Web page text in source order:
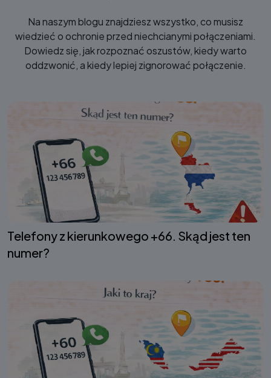
Na naszym blogu znajdziesz wszystko, co musisz
wiedzieć o ochronie przed niechcianymi połączeniami.
Dowiedz się, jak rozpoznać oszustów, kiedy warto
oddzwonić, a kiedy lepiej zignorować połączenie.
Telefony z kierunkowego +66. Skąd jest ten
numer?